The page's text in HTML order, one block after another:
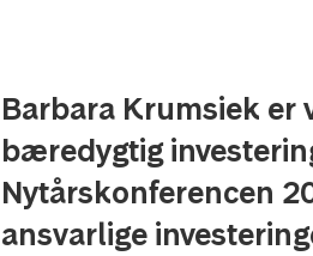
Barbara Krumsiek er
bæredygtig
Nytårskonferencen
ansvarlige